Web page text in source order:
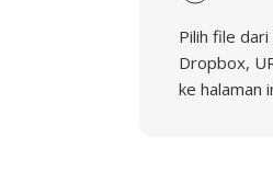
Pilih file
Dropbox,
ke halaman